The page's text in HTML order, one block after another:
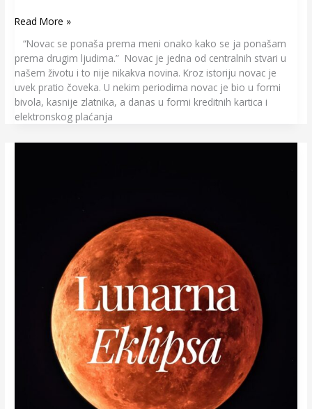
Read More »
“Novac se ponaša prema meni onako kako se ja ponašam
prema drugim ljudima.” Novac je jedna od centralnih stvari u
našem životu i to nije nikakva novina. Kroz istoriju novac je
uvek pratio čoveka. U nekim periodima novac je bio u formi
bivola, kasnije zlatnika, a danas u formi kreditnih kartica i
elektronskog plaćanja